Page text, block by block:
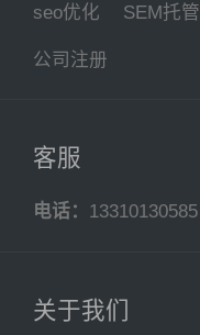
seo优化 SEM托管
公司注册
客服
电话： 13310130585
关于我们